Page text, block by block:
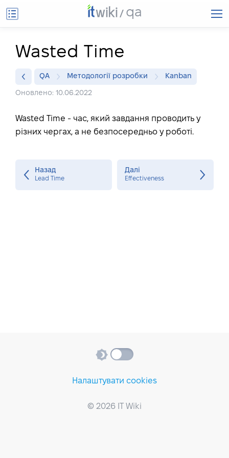
qa
Wasted Time
QA Методології розробки Kanban
Оновлено: 10.06.2022
Wasted Time - час, який завдання проводить у
різних чергах, а не безпосередньо у роботі.
Назад
Lead Time
Далі
Effectiveness
Налаштувати cookies
© 2026 IT Wiki